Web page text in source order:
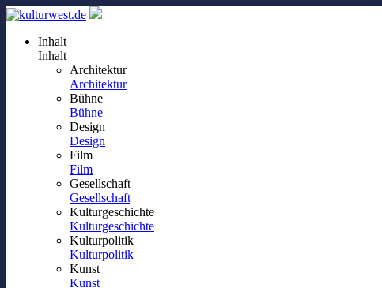
Inhalt
Inhalt
Architektur
Architektur
Bühne
Bühne
Design
Design
Film
Film
Gesellschaft
Gesellschaft
Kulturgeschichte
Kulturgeschichte
Kulturpolitik
Kulturpolitik
Kunst
Kunst